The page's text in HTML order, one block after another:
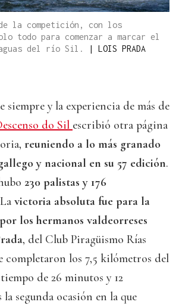
la competición, con los
todo para comenzar a marcar el
del río Sil.
| LOIS PRADA
siempre y la experiencia de más de
do Sil escribió otra página
reuniendo a lo más granado
y nacional en su 57 edición.
230 palistas y 176
victoria absoluta fue para la
los hermanos valdeorreses
, del Club Piragüismo Rías
completaron los 7,5 kilómetros del
de 26 minutos y 12
la segunda ocasión en la que